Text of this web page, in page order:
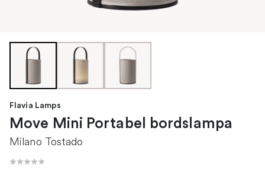
Flavia Lamps
Move Mini Portabel bordslampa
Milano Tostado